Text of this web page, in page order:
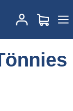
Un abattoir de